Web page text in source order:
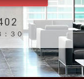
３０